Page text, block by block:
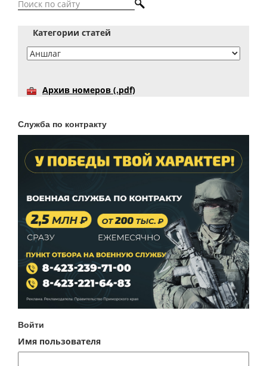
Категории статей
Архив номеров (.pdf)
Служба по контракту
Войти
Имя пользователя